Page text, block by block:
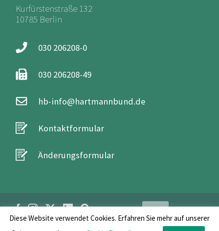
Kurfürstenstraße 132
10785 Berlin
030 206208-0
030 206208-49
hb-info@hartmannbund.de
Kontaktformular
Änderungsformular
Login
Diese Website verwendet Cookies. Erfahren Sie mehr auf unserer